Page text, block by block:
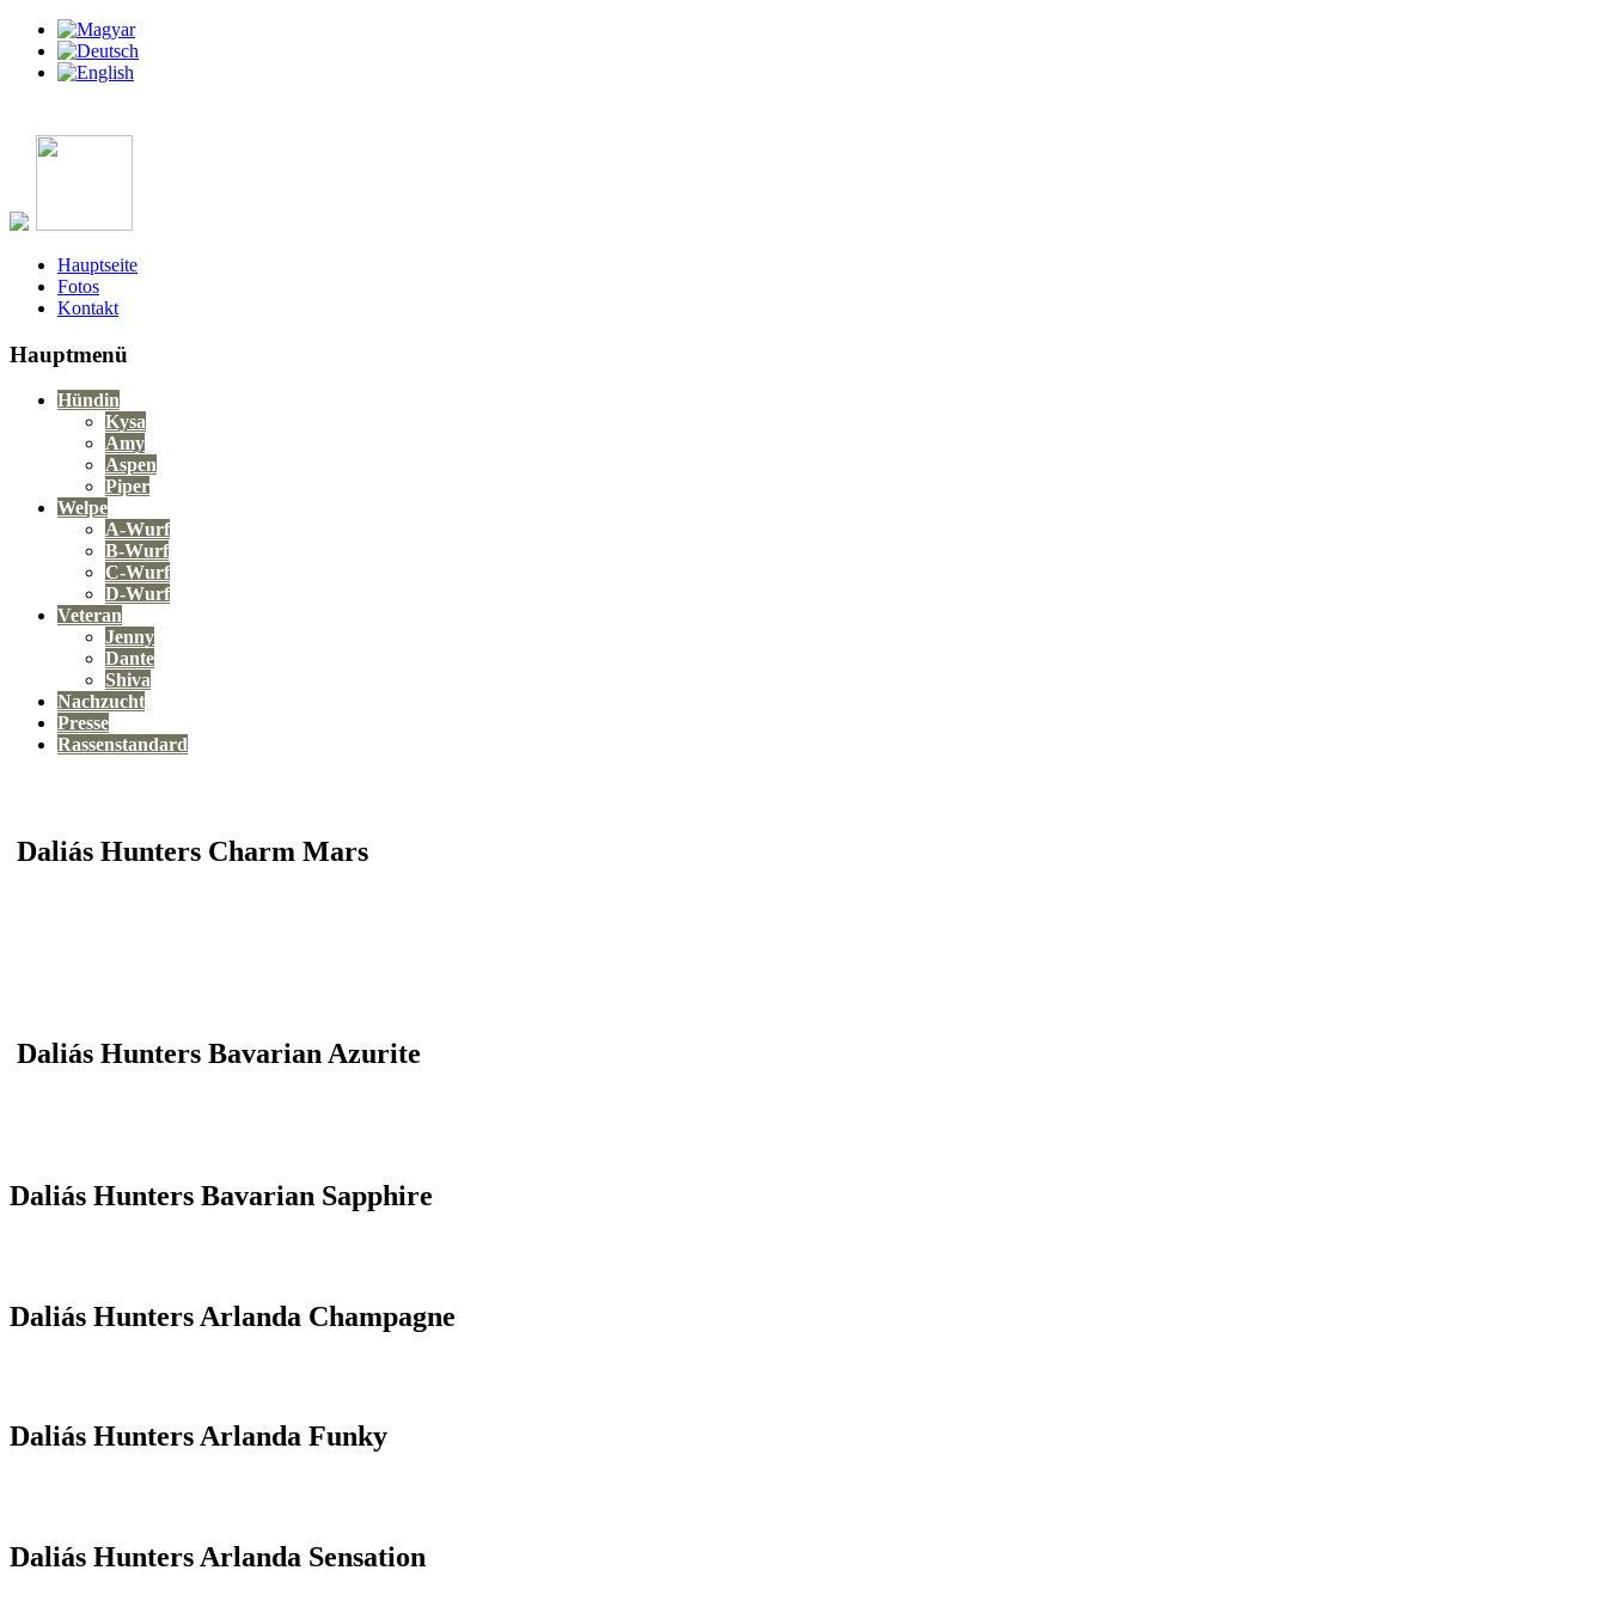
Hauptseite
Fotos
Kontakt
Hauptmenü
Hündin
Kysa
Amy
Aspen
Piper
Welpe
A-Wurf
B-Wurf
C-Wurf
D-Wurf
Veteran
Jenny
Dante
Shiva
Nachzucht
Presse
Rassenstandard
Daliás Hunters Charm Mars
Daliás Hunters Bavarian Azurite
Daliás Hunters Bavarian Sapphire
Daliás Hunters Arlanda Champagne
Daliás Hunters Arlanda Funky
Daliás Hunters Arlanda Sensation